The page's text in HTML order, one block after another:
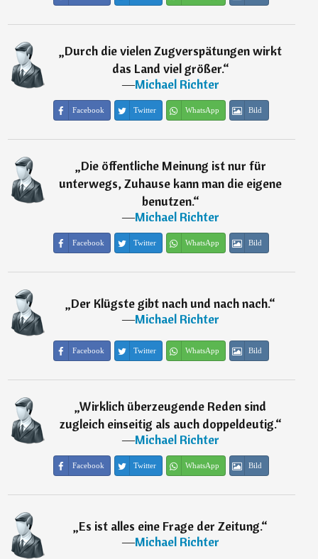
„Durch die vielen Zugverspätungen wirkt
das Land viel größer.“
―Michael Richter
Facebook Twitter WhatsApp Bild
„Die öffentliche Meinung ist nur für
unterwegs, Zuhause kann man die eigene
benutzen.“
―Michael Richter
Facebook Twitter WhatsApp Bild
„Der Klügste gibt nach und nach nach.“
―Michael Richter
Facebook Twitter WhatsApp Bild
„Wirklich überzeugende Reden sind
zugleich einseitig als auch doppeldeutig.“
―Michael Richter
Facebook Twitter WhatsApp Bild
„Es ist alles eine Frage der Zeitung.“
―Michael Richter